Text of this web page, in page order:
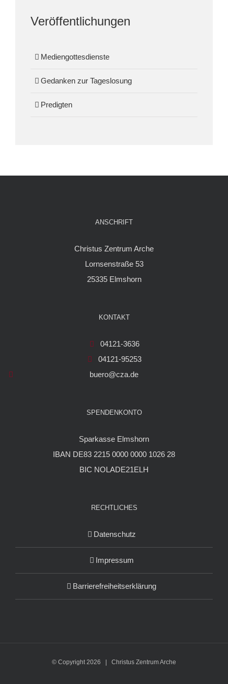
Veröffentlichungen
Mediengottesdienste
Gedanken zur Tageslosung
Predigten
ANSCHRIFT
Christus Zentrum Arche
Lornsenstraße 53
25335 Elmshorn
KONTAKT
04121-3636
04121-95253
buero@cza.de
SPENDENKONTO
Sparkasse Elmshorn
IBAN DE83 2215 0000 0000 1026 28
BIC NOLADE21ELH
RECHTLICHES
Datenschutz
Impressum
Barrierefreiheitserklärung
© Copyright2026 | Christus Zentrum Arche